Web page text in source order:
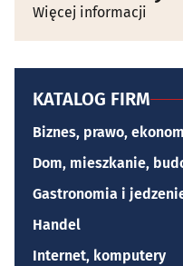
Więcej informacji
KATALOG FIRM
Biznes, prawo,
Dom, mieszkanie,
Gastronomia i
Handel
Internet, komputery